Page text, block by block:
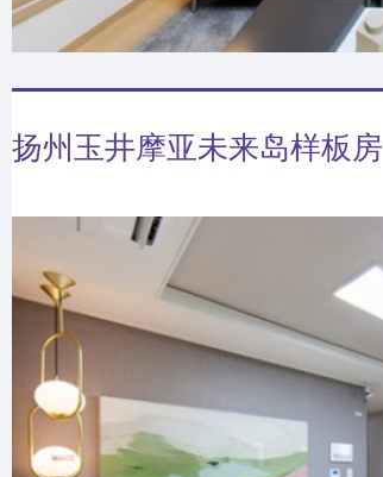
扬州玉井摩亚未来岛样板房